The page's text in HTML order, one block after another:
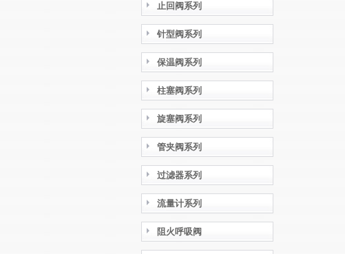
止回阀系列
针型阀系列
保温阀系列
柱塞阀系列
旋塞阀系列
管夹阀系列
过滤器系列
流量计系列
阻火呼吸阀